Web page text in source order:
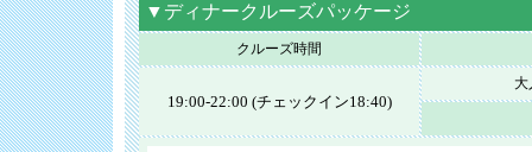
▼ディナークルーズパッケージ
クルーズ時間
19:00-22:00 (チェックイン18:40)
大